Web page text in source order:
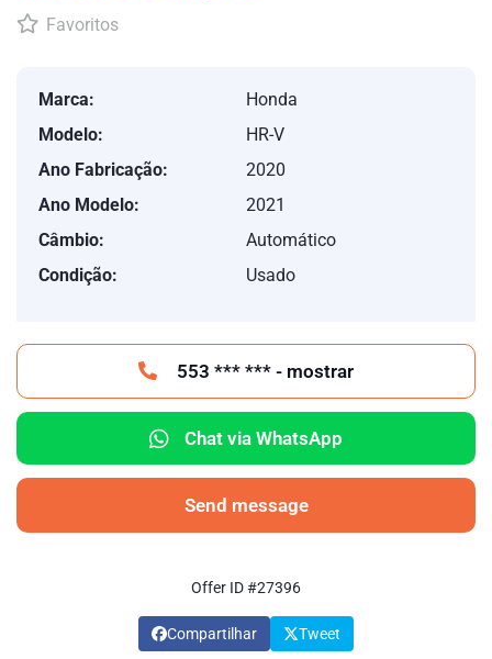
Favoritos
Marca:
Honda
Modelo:
HR-V
Ano Fabricação:
2020
Ano Modelo:
2021
Câmbio:
Automático
Condição:
Usado
553 *** *** - mostrar
Chat via WhatsApp
Send message
Offer ID #27396
Compartilhar Tweet